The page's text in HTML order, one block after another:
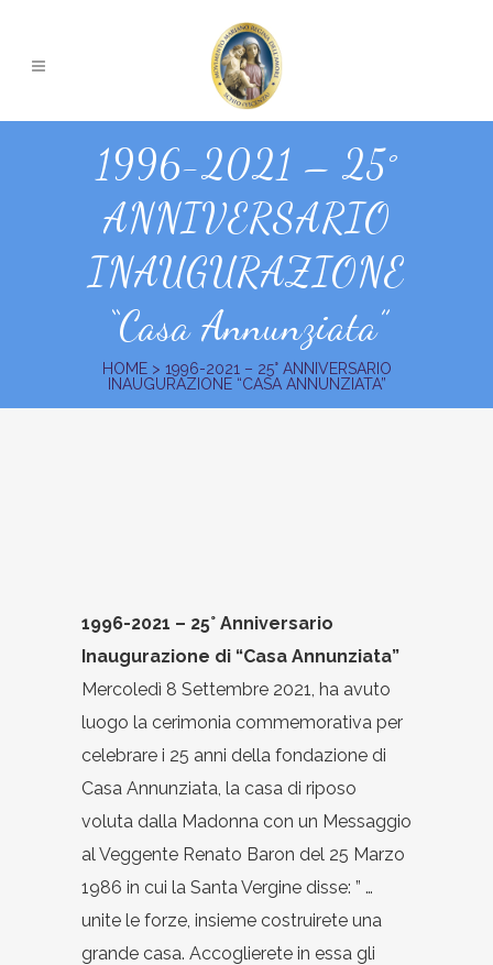
1996-2021 – 25°
ANNIVERSARIO
INAUGURAZIONE
“Casa Annunziata”
HOME> 1996-2021 – 25° ANNIVERSARIO
INAUGURAZIONE “CASA ANNUNZIATA”
1996-2021 – 25° Anniversario
Inaugurazione di “Casa Annunziata”
Mercoledì 8 Settembre 2021, ha avuto
luogo la cerimonia commemorativa per
celebrare i 25 anni della fondazione di
Casa Annunziata, la casa di riposo
voluta dalla Madonna con un Messaggio
al Veggente Renato Baron del 25 Marzo
1986 in cui la Santa Vergine disse: ” …
unite le forze, insieme costruirete una
grande casa. Accoglierete in essa gli